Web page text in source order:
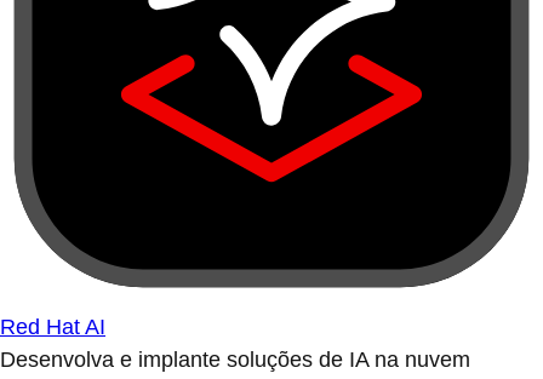
Red Hat AI
Desenvolva e implante soluções de IA na nuvem